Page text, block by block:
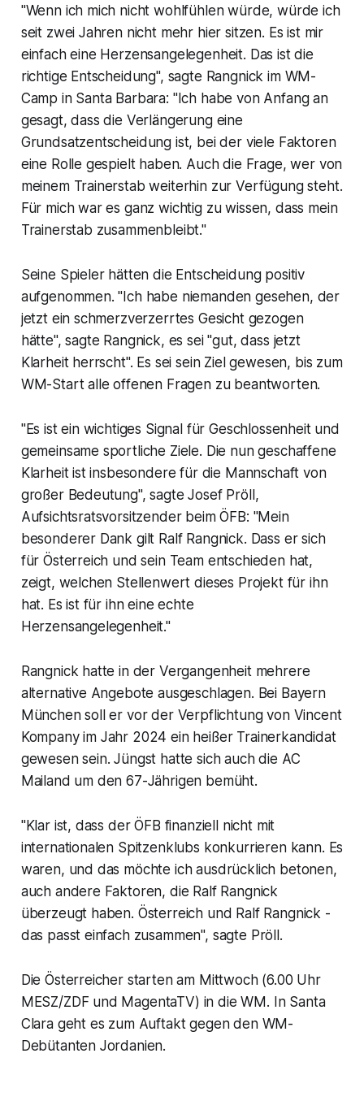
"Wenn ich mich nicht wohlfühlen würde, würde ich
seit zwei Jahren nicht mehr hier sitzen. Es ist mir
einfach eine Herzensangelegenheit. Das ist die
richtige Entscheidung", sagte Rangnick im WM-
Camp in Santa Barbara: "Ich habe von Anfang an
gesagt, dass die Verlängerung eine
Grundsatzentscheidung ist, bei der viele Faktoren
eine Rolle gespielt haben. Auch die Frage, wer von
meinem Trainerstab weiterhin zur Verfügung steht.
Für mich war es ganz wichtig zu wissen, dass mein
Trainerstab zusammenbleibt."
Seine Spieler hätten die Entscheidung positiv
aufgenommen. "Ich habe niemanden gesehen, der
jetzt ein schmerzverzerrtes Gesicht gezogen
hätte", sagte Rangnick, es sei "gut, dass jetzt
Klarheit herrscht". Es sei sein Ziel gewesen, bis zum
WM-Start alle offenen Fragen zu beantworten.
"Es ist ein wichtiges Signal für Geschlossenheit und
gemeinsame sportliche Ziele. Die nun geschaffene
Klarheit ist insbesondere für die Mannschaft von
großer Bedeutung", sagte Josef Pröll,
Aufsichtsratsvorsitzender beim ÖFB: "Mein
besonderer Dank gilt Ralf Rangnick. Dass er sich
für Österreich und sein Team entschieden hat,
zeigt, welchen Stellenwert dieses Projekt für ihn
hat. Es ist für ihn eine echte
Herzensangelegenheit."
Rangnick hatte in der Vergangenheit mehrere
alternative Angebote ausgeschlagen. Bei Bayern
München soll er vor der Verpflichtung von Vincent
Kompany im Jahr 2024 ein heißer Trainerkandidat
gewesen sein. Jüngst hatte sich auch die AC
Mailand um den 67-Jährigen bemüht.
"Klar ist, dass der ÖFB finanziell nicht mit
internationalen Spitzenklubs konkurrieren kann. Es
waren, und das möchte ich ausdrücklich betonen,
auch andere Faktoren, die Ralf Rangnick
überzeugt haben. Österreich und Ralf Rangnick -
das passt einfach zusammen", sagte Pröll.
Die Österreicher starten am Mittwoch (6.00 Uhr
MESZ/ZDF und MagentaTV) in die WM. In Santa
Clara geht es zum Auftakt gegen den WM-
Debütanten Jordanien.